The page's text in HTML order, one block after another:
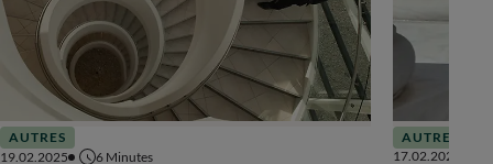
AUTRES
19.02.2025
6 Minutes
AUTRES
17.02.2025